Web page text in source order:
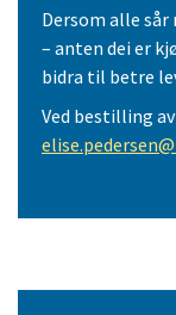
Dersom alle
– anten dei er
bidra til betre
Ved bestilling